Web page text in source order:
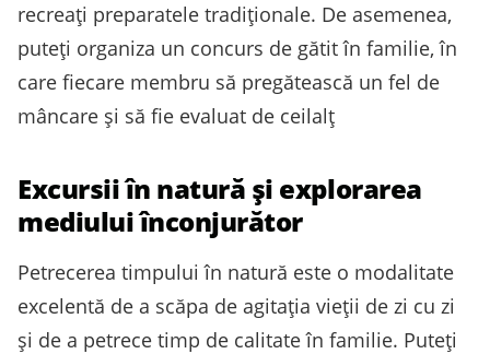
recreați preparatele tradiționale. De asemenea,
puteți organiza un concurs de gătit în familie, în
care fiecare membru să pregătească un fel de
mâncare și să fie evaluat de ceilalț
Excursii în natură și explorarea
mediului înconjurător
Petrecerea timpului în natură este o modalitate
excelentă de a scăpa de agitația vieții de zi cu zi
și de a petrece timp de calitate în familie. Puteți